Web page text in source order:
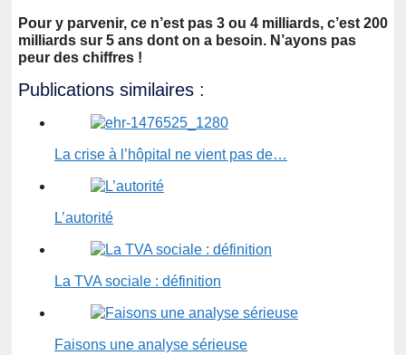
Pour y parvenir, ce n’est pas 3 ou 4 milliards, c’est 200
milliards sur 5 ans dont on a besoin. N’ayons pas
peur des chiffres !
Publications similaires :
La crise à l’hôpital ne vient pas de…
L’autorité
La TVA sociale : définition
Faisons une analyse sérieuse